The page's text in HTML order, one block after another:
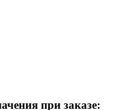
при заказе: